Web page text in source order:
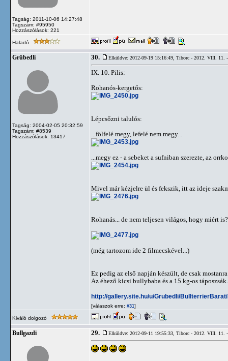
Tagság: 2011-10-06 14:27:48
Tagszám: #95950
Hozzászólások: 221
Haladó
Grübedli
Tagság: 2004-02-05 20:32:59
Tagszám: #8539
Hozzászólások: 13417
30. Elküldve: 2012-09-19 15:16:49, Tiborc - 2012. VIII. 11. -
IX. 10. Pilis:
Rohanós-kergetős:
Lépcsőzni talulós:
...fölfelé megy, lefelé nem megy...
...megy ez - a sebeket a sufniban szerezte, az
Mivel már kézjelre ül és fekszik, itt az ideje
Rohanás... de nem teljesen világos, hogy miért is?
(még tartozom ide 2 filmecskével...)
Ez pedig az első napján készült, de csak
Az éhező kicsi bullybaba és a 15 kg-os
http://gallery.site.hu/u/Grubedli/
[válaszok erre: #31]
Kiváló dolgozó
Bullgazdi 29. Elküldve: 2012-09-11 19:55:33, Tiborc - 2012. VIII. 11. -